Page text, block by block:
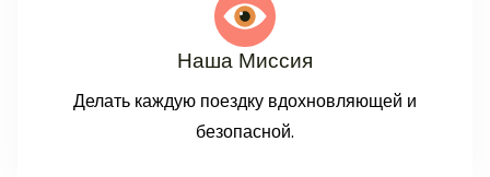
Наша Миссия
Делать каждую поездку вдохновляющей и
безопасной.